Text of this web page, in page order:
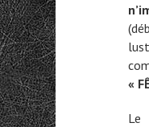
«
Le